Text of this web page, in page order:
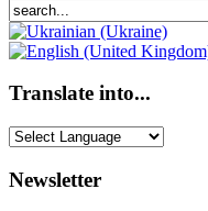
Translate into...
Newsletter